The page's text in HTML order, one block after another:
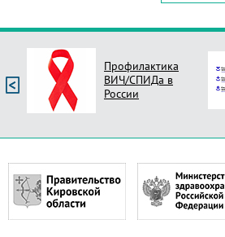
Профилактика
ВИЧ/СПИДа в
России